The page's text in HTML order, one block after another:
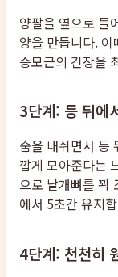
양팔을 옆으로 들
양을 만듭니다.
승모근의 긴장을
3단계: 등 뒤에
숨을 내쉬면서 등
깝게 모아준다는
으로 날개뼈를 꽉
에서 5초간 유지
4단계: 천천히